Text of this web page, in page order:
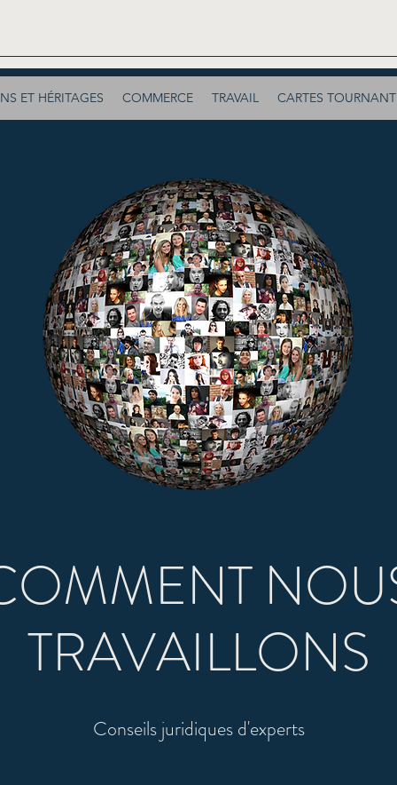
ET HÉRITAGES COMMERCE TRAVAIL CARTES
TRAVAILLONS
Conseils juridiques d'experts